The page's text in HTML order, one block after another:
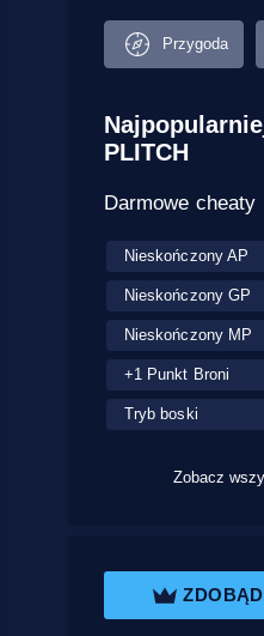
Przygoda
PLITCH
Darmowe cheaty
Nieskończony AP
Nieskończony GP
Nieskończony MP
+1 Punkt Broni
Tryb boski
Zobacz